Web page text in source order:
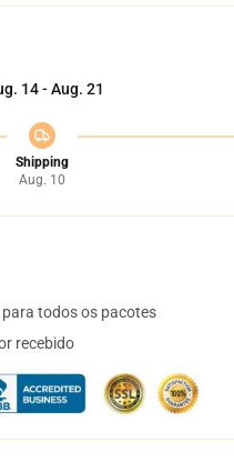
14 - Aug. 21
Shipping
Aug. 10
todos os pacotes
recebido